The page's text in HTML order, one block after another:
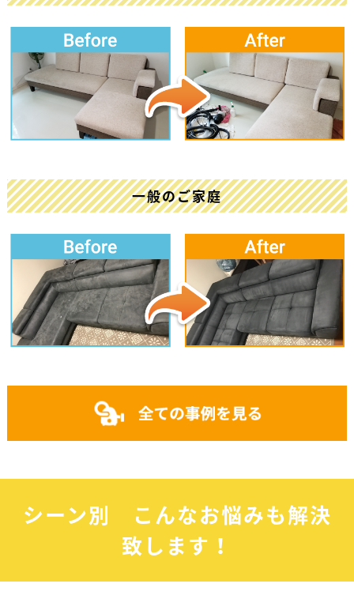
一般のご家庭
シーン別 こんなお悩みも解決
致します！